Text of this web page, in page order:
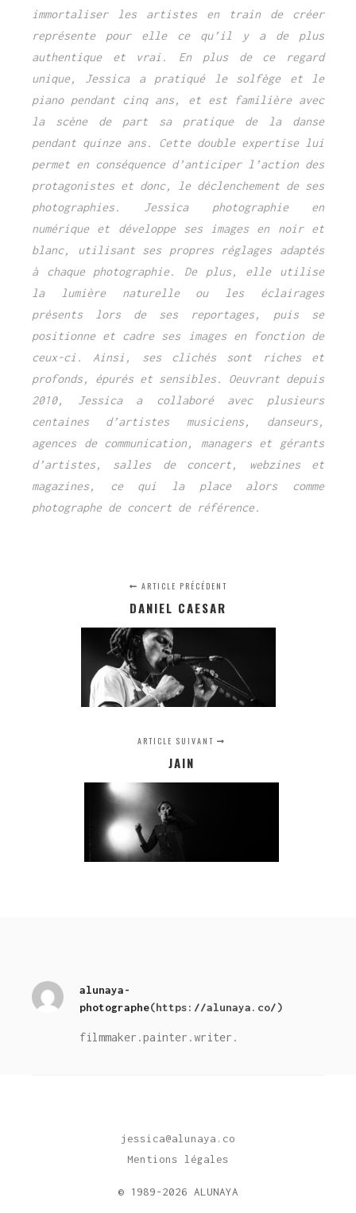
immortaliser les artistes en train de créer
représente pour elle ce qu’il y a de plus
authentique et vrai. En plus de ce regard
unique, Jessica a pratiqué le solfège et le
piano pendant cinq ans, et est familière avec
la scène de part sa pratique de la danse
pendant quinze ans. Cette double expertise lui
permet en conséquence d’anticiper l’action des
protagonistes et donc, le déclenchement de ses
photographies. Jessica photographie en
numérique et développe ses images en noir et
blanc, utilisant ses propres réglages adaptés
à chaque photographie. De plus, elle utilise
la lumière naturelle ou les éclairages
présents lors de ses reportages, puis se
positionne et cadre ses images en fonction de
ceux-ci. Ainsi, ses clichés sont riches et
profonds, épurés et sensibles. Oeuvrant depuis
2010, Jessica a collaboré avec plusieurs
centaines d’artistes musiciens, danseurs,
agences de communication, managers et gérants
d’artistes, salles de concert, webzines et
magazines, ce qui la place alors comme
photographe de concert de référence.
ARTICLE PRÉCÉDENT
DANIEL CAESAR
ARTICLE SUIVANT
JAIN
alunaya-
photographe(https://alunaya.co/)
filmmaker.painter.writer.
jessica@alunaya.co
Mentions légales
© 1989-2026 ALUNAYA